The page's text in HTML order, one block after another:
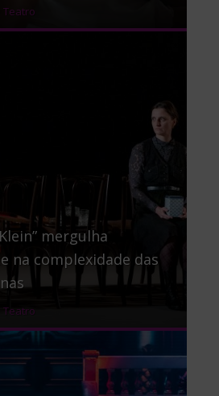
Teatro
mergulha
na complexidade das
Teatro